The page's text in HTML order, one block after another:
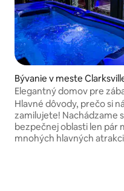
Bývanie v meste
Elegantný domov pre
VÍRIVKA
Hlavné dôvody, prečo si
zamilujete! Nachádzame
bezpečnej oblasti len pár
mnohých hlavných